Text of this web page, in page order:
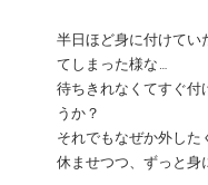
半日ほど身に付けてい
てしまった様な…
待ちきれなくてすぐ付
うか？
それでもなぜか外した
休ませつつ、ずっと身